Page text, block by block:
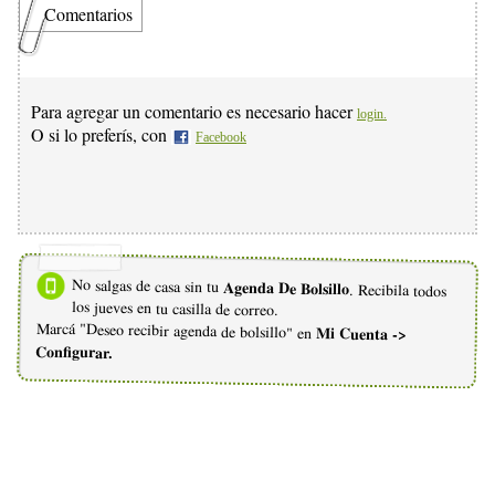
Comentarios
Para agregar un comentario es necesario hacer login.
O si lo preferís, con Facebook
No salgas de casa sin tu Agenda De Bolsillo. Recibila todos
los jueves en tu casilla de correo.
Marcá "Deseo recibir agenda de bolsillo" en Mi Cuenta ->
Configurar.